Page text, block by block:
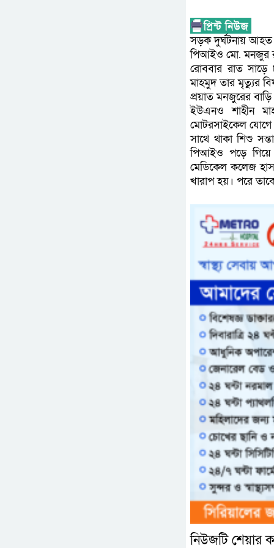
সড়ক দুর্ঘটনায় আহত
পিআইও মো. মনজুর
রোববার রাত সাড়ে
মাহমুদ তার মৃত্যুর
প্রয়াত মনজুরের
ইউএনও শাহীন
মোটরসাইকেল যোগে
সাথে থাকা শিশু
পিআইও পড়ে গিয়ে
মেডিকেল কলেজ
খারাপ হয়। পরে
নিউজটি শেয়ার